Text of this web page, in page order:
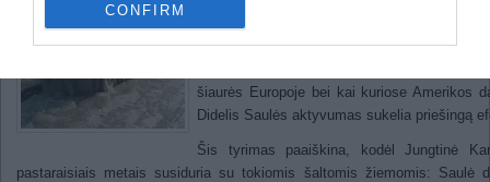
CONFIRM
Jie atrado, kad mažas Saulės aktyvumas
šiaurės Europoje bei kai kuriose Amerikos
Didelis Saulės aktyvumas sukelia priešingą
Šis tyrimas paaiškina, kodėl Jungtinė
pastaraisiais metais susiduria su tokiomis šaltomis žiemomis: Saulė